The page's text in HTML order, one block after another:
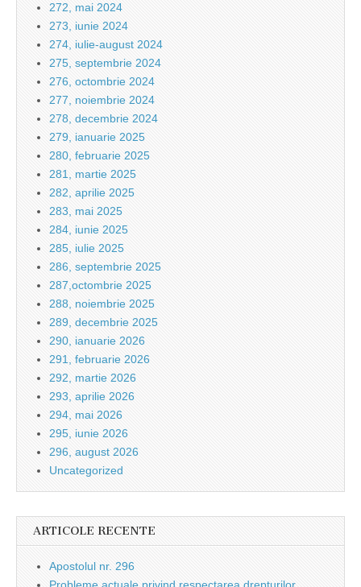
272, mai 2024
273, iunie 2024
274, iulie-august 2024
275, septembrie 2024
276, octombrie 2024
277, noiembrie 2024
278, decembrie 2024
279, ianuarie 2025
280, februarie 2025
281, martie 2025
282, aprilie 2025
283, mai 2025
284, iunie 2025
285, iulie 2025
286, septembrie 2025
287,octombrie 2025
288, noiembrie 2025
289, decembrie 2025
290, ianuarie 2026
291, februarie 2026
292, martie 2026
293, aprilie 2026
294, mai 2026
295, iunie 2026
296, august 2026
Uncategorized
ARTICOLE RECENTE
Apostolul nr. 296